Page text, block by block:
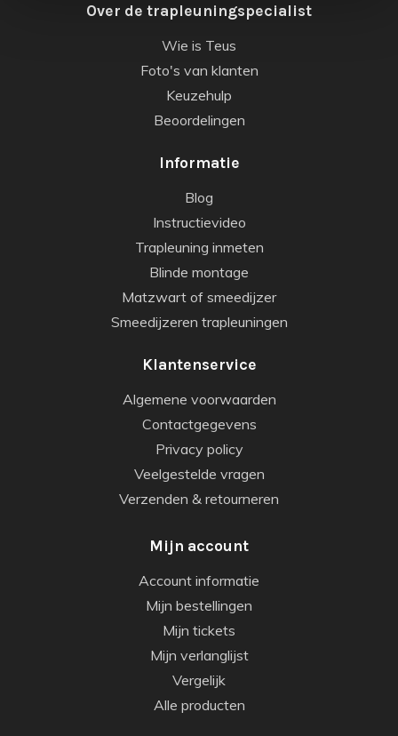
Over de trapleuningspecialist
Wie is Teus
Foto's van klanten
Keuzehulp
Beoordelingen
Informatie
Blog
Instructievideo
Trapleuning inmeten
Blinde montage
Matzwart of smeedijzer
Smeedijzeren trapleuningen
Klantenservice
Algemene voorwaarden
Contactgegevens
Privacy policy
Veelgestelde vragen
Verzenden & retourneren
Mijn account
Account informatie
Mijn bestellingen
Mijn tickets
Mijn verlanglijst
Vergelijk
Alle producten